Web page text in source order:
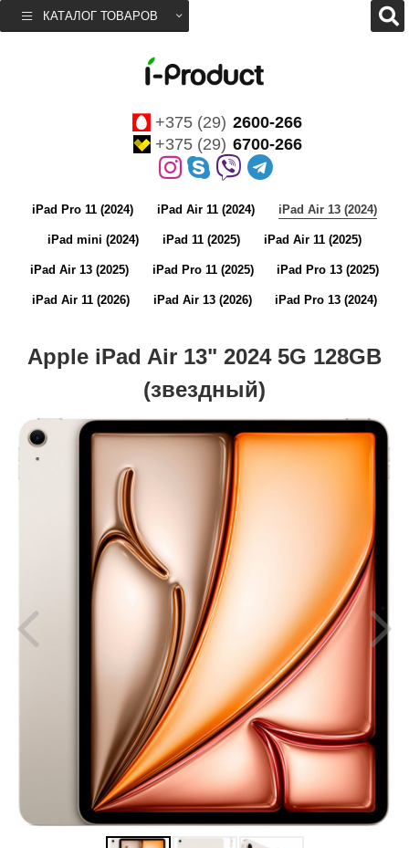
КАТАЛОГ ТОВАРОВ
+375 (29) 2600-266
+375 (29) 6700-266
iPad Pro 11 (2024) iPad Air 11 (2024) iPad Air 13 (2024)
iPad mini (2024) iPad 11 (2025) iPad Air 11 (2025)
iPad Air 13 (2025) iPad Pro 11 (2025) iPad Pro 13 (2025)
iPad Air 11 (2026) iPad Air 13 (2026) iPad Pro 13 (2024)
Apple iPad Air 13" 2024 5G 128GB
(звездный)